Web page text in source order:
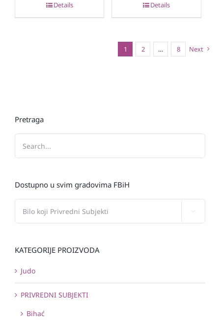
Details Details
1 2 … 8 Next
Pretraga
Dostupno u svim gradovima FBiH
KATEGORIJE PROIZVODA
Judo
PRIVREDNI SUBJEKTI
Bihać